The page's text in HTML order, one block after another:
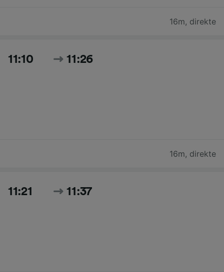
16m, direkte
11:10 11:26
16m, direkte
11:21 11:37